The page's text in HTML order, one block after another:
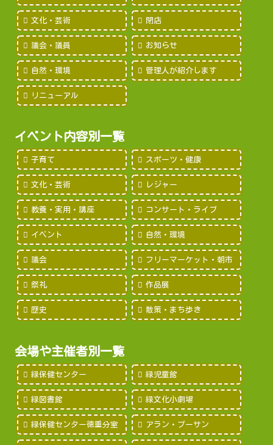
文化・芸術 閉店
議会・議員 お知らせ
自然・環境 管理人が紹介します
リニューアル
イベント内容別一覧
子育て スポーツ・健康
文化・芸術 レジャー
教養・実用・講座 コンサート・ライブ
イベント 自然・環境
議会 フリーマーケット・朝市
祭礼 作品展
歴史 散策・まち歩き
会場や主催者別一覧
緑保健センター 緑児童館
緑図書館 緑文化小劇場
緑保健センター徳重分室 アラン・プーサン